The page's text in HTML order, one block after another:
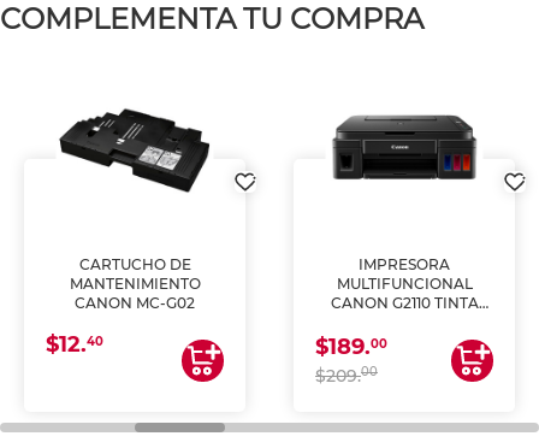
COMPLEMENTA TU COMPRA
CARTUCHO DE
MANTENIMIENTO
CANON MC-G02
$12.40
IMPRESORA
MULTIFUNCIONAL
CANON G2110 TINTA
$189.00
$209.00